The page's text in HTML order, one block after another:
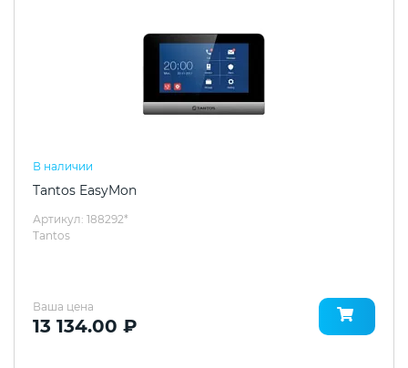
В наличии
Tantos EasyMon
Артикул: 188292*
Tantos
Ваша цена
13 134.00 ₽